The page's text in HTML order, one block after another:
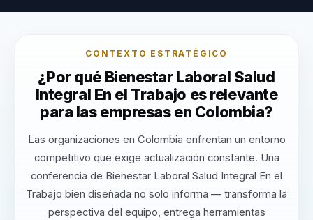
CONTEXTO ESTRATÉGICO
¿Por qué Bienestar Laboral Salud
Integral En el Trabajo es relevante
para las empresas en Colombia?
Las organizaciones en Colombia enfrentan un entorno
competitivo que exige actualización constante. Una
conferencia de Bienestar Laboral Salud Integral En el
Trabajo bien diseñada no solo informa — transforma la
perspectiva del equipo, entrega herramientas